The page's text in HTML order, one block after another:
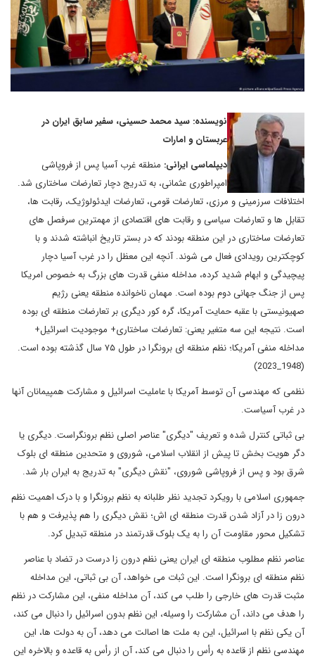
نویسنده: سید محمد حسینی، سفیر سابق ایران در
عربستان و امارات
دیپلماسی ایرانی: منطقه غرب آسیا پس از فروپاشی
امپراطوری عثمانی، به تدریج دچار تعارضات ساختاری شد.
اختلافات سرزمینی و مرزی، تعارضات قومی، تعارضات ایدئولوژیک، رقابت ها،
تقابل ها و تعارضات سیاسی و رقابت های اقتصادی از مهمترین سرفصل های
تعارضات ساختاری در این منطقه بودند که در بستر تاریخ انباشته شدند و با
کوچکترین رویدادی فعال می شوند. آنچه این معظل را در غرب آسیا دچار
پیچیدگی و ابهام شدید کرده، مداخله منفی قدرت های بزرگ به خصوص امریکا
پس از جنگ جهانی دوم بوده است. مهمان ناخوانده منطقه یعنی رژیم
صهیونیستی با عقبه حمایت آمریکا، گره کور دیگری بر تعارضات منطقه ای بوده
است. نتیجه این سه متغیر یعنی: تعارضات ساختاری+ موجودیت اسرائیل+
مداخله منفی آمریکا؛ نظم منطقه ای برونگرا در طول ۷۵ سال گذشته بوده است.
(1948_2023)
نظمی که مهندسی آن توسط آمریکا با عاملیت اسرائیل و مشارکت همپیمانان آنها
در غرب آسیاست.
بی ثباتی کنترل شده و تعریف "دیگری" عناصر اصلی نظم برونگراست. دیگری یا
دگر هویت بخش تا پیش از انقلاب اسلامی، شوروی و متحدین منطقه ای بلوک
شرق بود و پس از فروپاشی شوروی، "نقش دیگری" به تدریج به ایران بار شد.
جمهوری اسلامی با رویکرد تجدید نظر طلبانه به نظم برونگرا و با درک اهمیت نظم
درون زا در آزاد شدن قدرت منطقه ای اش؛ نقش دیگری را هم پذیرفت و هم با
تشکیل محور مقاومت آن را به یک بلوک قدرتمند در منطقه تبدیل کرد.
عناصر نظم مطلوب منطقه ای ایران یعنی نظم درون زا درست در تضاد با عناصر
نظم منطقه ای برونگرا است. این ثبات می خواهد، آن بی ثباتی، این مداخله
مثبت قدرت های خارجی را طلب می کند، آن مداخله منفی، این مشارکت در نظم
را هدف می داند، آن مشارکت را وسیله، این نظم بدون اسرائیل را دنبال می کند،
آن یکی نظم با اسرائیل، این به ملت ها اصالت می دهد، آن به دولت ها، این
مهندسی نظم از قاعده به رأس را دنبال می کند، آن از رأس به قاعده و بالاخره این